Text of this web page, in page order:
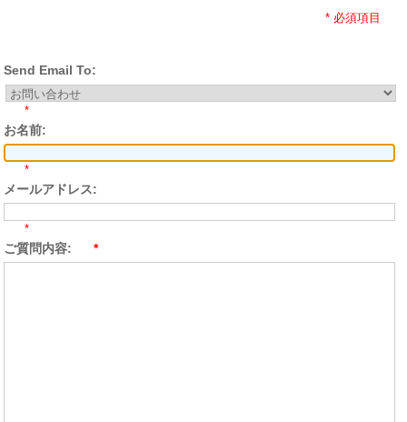
* 必須項目
Send Email To:
*
お名前:
*
メールアドレス:
*
ご質問内容: *